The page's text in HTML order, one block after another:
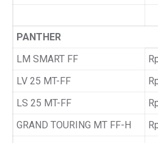
PANTHER
LM SMART FF
LV 25 MT-FF
LS 25 MT-FF
GRAND TOURING MT FF-H